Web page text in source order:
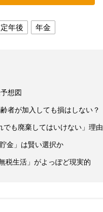
定年後 年金
想図
者が加入しても損はしない？
も廃棄してはいけない」理由
金」は賢い選択か
税生活」がよっぽど現実的